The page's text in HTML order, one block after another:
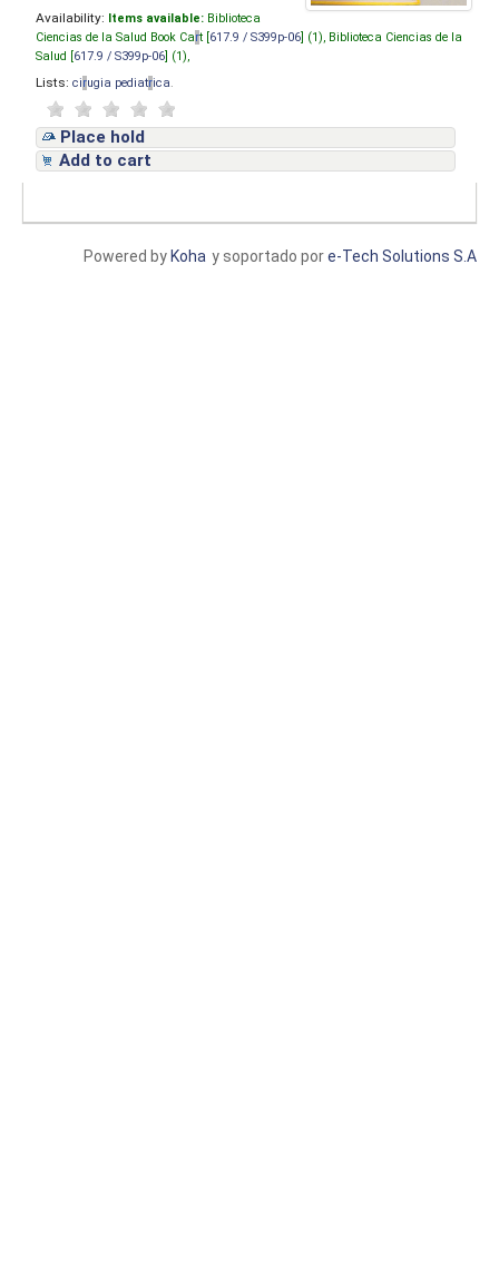
Availability: Items available: Biblioteca
Ciencias de la Salud Book Cart [ 617.9 / S399p-06 ] (1), Biblioteca Ciencias de la
Salud [ 617.9 / S399p-06 ] (1),
Lists: cirugia pediatrica
Place hold
Add to cart
y soportado pore-Tech Solutions S.A
Powered by Koha